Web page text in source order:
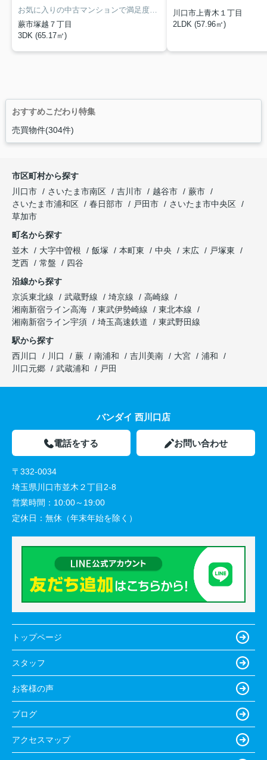
蕨市塚越７丁目
3DK (65.17㎡)
川口市上青木１丁目
2LDK (57.96㎡)
おすすめこだわり特集
売買物件(304件)
市区町村から探す
川口市
さいたま市南区 吉川市 越谷市
蕨市
さいたま市浦和区
春日部市 戸田市
さいたま市中央区
草加市
町名から探す
並木
大字中曽根 飯塚 本町東 中央 末広
戸塚東
芝西
常盤
四谷
沿線から探す
京浜東北線
武蔵野線 埼京線
高崎線
湘南新宿ライン高海
東武伊勢崎線
東北本線
湘南新宿ライン宇須
埼玉高速鉄道
東武野田線
駅から探す
西川口
川口 蕨 南浦和 吉川美南 大宮
浦和
川口元郷
武蔵浦和 戸田
バンダイ 西川口店
電話をする お問い合わせ
〒332-0034
埼玉県川口市並木２丁目2-8
営業時間： 10:00～19:00
定休日： 無休（年末年始を除く）
トップページ
スタッフ
お客様の声
ブログ
アクセスマップ